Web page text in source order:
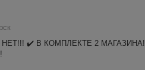
✔️ В КОМПЛЕКТЕ 2